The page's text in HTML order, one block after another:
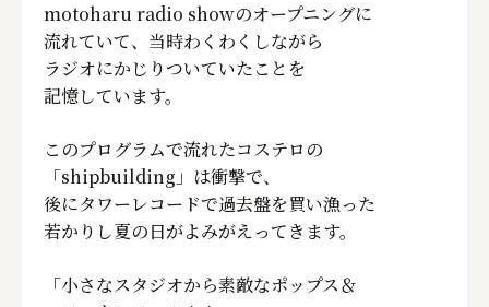
motoharu radio showのオープニングに
流れていて、当時わくわくしながら
ラジオにかじりついていたことを
記憶しています。
このプログラムで流れたコステロの
「shipbuilding」は衝撃で、
後にタワーレコードで過去盤を買い漁った
若かりし夏の日がよみがえってきます。
「小さなスタジオから素敵なポップス＆